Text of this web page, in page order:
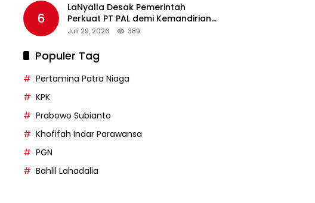
6
LaNyalla Desak Pemerintah
Perkuat PT PAL demi Kemandirian
Industri Pertahanan Maritim
Juli 29, 2026 389
Populer Tag
Pertamina Patra Niaga
KPK
Prabowo Subianto
Khofifah Indar Parawansa
PGN
Bahlil Lahadalia